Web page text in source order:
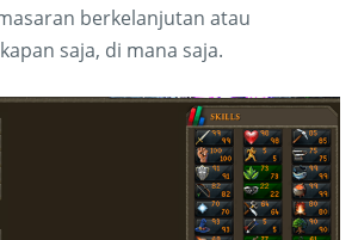
berkelanjutan atau
saja, di mana saja.